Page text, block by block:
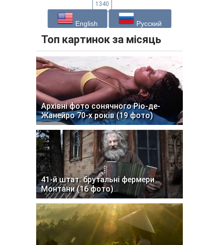
1340
English Русский
Топ картинок за місяць
Архівні фото сонячного Ріо-де-
Жанейро 70-х років (19 фото)
41-й штат: брутальні фермери
Монтани (16 фото)